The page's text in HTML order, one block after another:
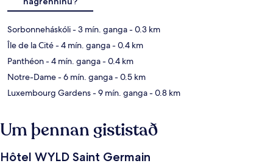
Sorbonneháskóli- 3 mín. ganga- 0.3 km
Île de la Cité- 4 mín. ganga- 0.4 km
Panthéon- 4 mín. ganga- 0.4 km
Notre-Dame- 6 mín. ganga- 0.5 km
Luxembourg Gardens- 9 mín. ganga- 0.8 km
Um þennan gististað
Hôtel WYLD Saint Germain